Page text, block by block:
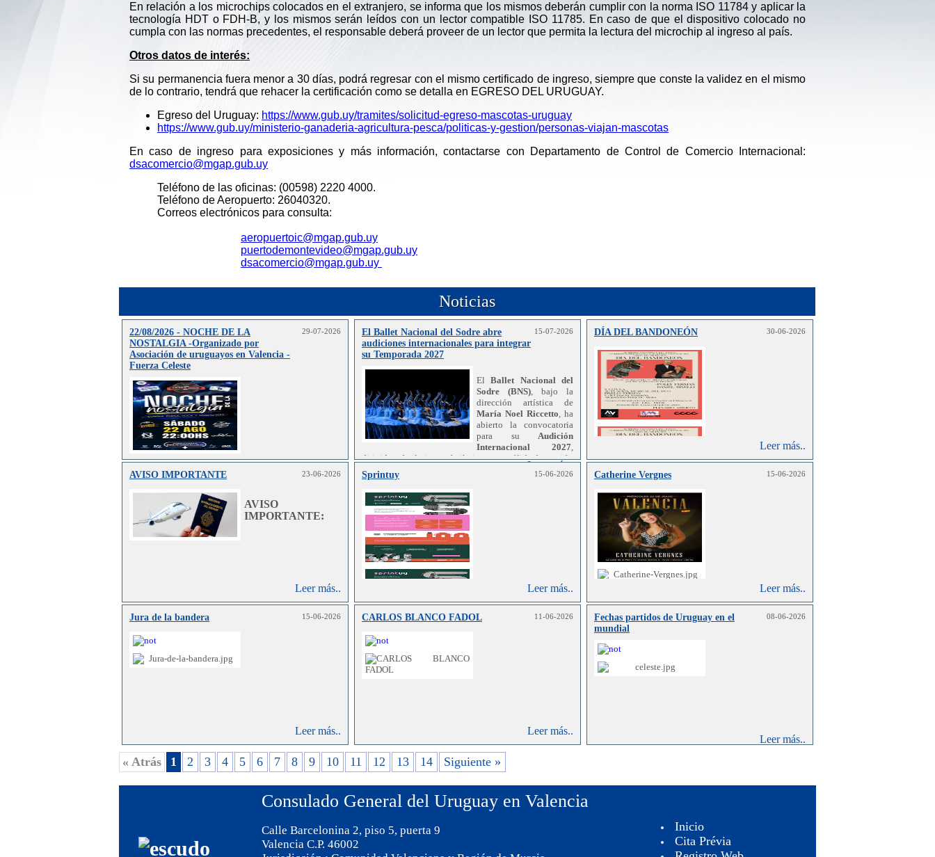
En relación a los microchips colocados en el extranjero, se informa que los mismos deberán cumplir con la norma ISO 11784 y aplicar la
tecnología HDT o FDH-B, y los mismos serán leídos con un lector compatible ISO 11785. En caso de que el dispositivo colocado no
cumpla con las normas precedentes, el responsable deberá proveer de un lector que permita la lectura del microchip al ingreso al país.
Otros datos de interés:
Si su permanencia fuera menor a 30 días, podrá regresar con el mismo certificado de ingreso, siempre que conste la validez en el mismo
de lo contrario, tendrá que rehacer la certificación como se detalla en EGRESO DEL URUGUAY.
Egreso del Uruguay: https://www.gub.uy/tramites/solicitud-egreso-mascotas-uruguay
https://www.gub.uy/ministerio-ganaderia-agricultura-pesca/politicas-y-gestion/personas-viajan-mascotas
En caso de ingreso para exposiciones y más información, contactarse con Departamento de Control de Comercio Internacional:
dsacomercio@mgap.gub.uy
Teléfono de las oficinas: (00598) 2220 4000.
Teléfono de Aeropuerto: 26040320.
Correos electrónicos para consulta:
aeropuertoic@mgap.gub.uy
puertodemontevideo@mgap.gub.uy
dsacomercio@mgap.gub.uy
Noticias
22/08/2026 - NOCHE DE LA
NOSTALGIA -Organizado por
Asociación de uruguayos en Valencia -
Fuerza Celeste
29-07-2026
Leer más..
El Ballet Nacional del Sodre abre
audiciones internacionales para integrar
su Temporada 2027
15-07-2026
ElBallet Nacional del
Sodre (BNS), bajo la
dirección artística de
María Noel Riccetto, ha
abierto la convocatoria
para su Audición
Internacional 2027,
dirigida a bailarines y bailarinas con sólida formación
en danza clásica y conocimientos de danza
contemporánea.
Leer más..
DÍA DEL BANDONEÓN 30-06-2026
Leer más..
AVISO IMPORTANTE 23-06-2026
AVISO
IMPORTANTE:
Leer más..
Sprintuy 15-06-2026
Leer más..
Catherine Vergnes 15-06-2026
Leer más..
Jura de la bandera 15-06-2026
Leer más..
CARLOS BLANCO FADOL 11-06-2026
Leer más..
Fechas partidos de Uruguay en el
mundial
08-06-2026
Leer más..
« Atrás 1 2 3 4 5 6 7 8 9 10 11 12 13 14 Siguiente »
Consulado General del Uruguay en Valencia
Calle Barcelonina 2, piso 5, puerta 9
Valencia C.P. 46002
Inicio
Cita Prévia